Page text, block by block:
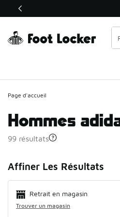
Ce lien ouvrira une nouvelle
Page d'accueil
Hommes
99 résultats
Affiner Les Résultats
Retrait en magasin
Trouver un magasin